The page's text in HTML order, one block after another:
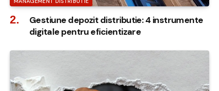
Gestiune depozit distributie: 4 instrumente
digitale pentru eficientizare